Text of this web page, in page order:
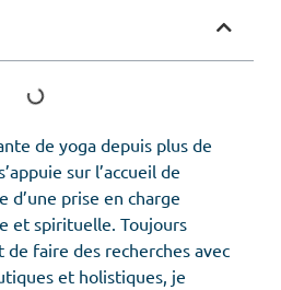
de yoga depuis plus de
sur l’accueil de
d’une prise en charge
et spirituelle. Toujours
de faire des recherches avec
et holistiques, je